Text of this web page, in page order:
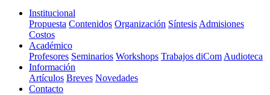
Institucional
Propuesta Contenidos Organización Síntesis Admisiones
Costos
Académico
Profesores Seminarios Workshops Trabajos diCom Audioteca
Información
Artículos Breves Novedades
Contacto